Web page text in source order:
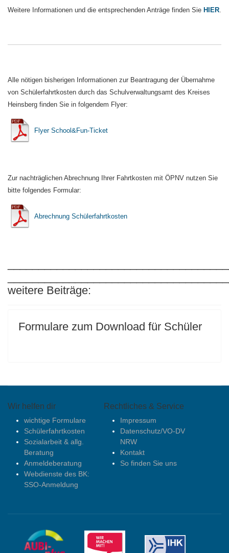
Weitere Informationen und die entsprechenden Anträge finden Sie HIER.
Alle nötigen bisherigen Informationen zur Beantragung der Übernahme
von Schülerfahrtkosten durch das Schulverwaltungsamt des Kreises
Heinsberg finden Sie in folgendem Flyer:
Flyer School&Fun-Ticket
Zur nachträglichen Abrechnung Ihrer Fahrtkosten mit ÖPNV nutzen Sie
bitte folgendes Formular:
Abrechnung Schülerfahrtkosten
weitere Beiträge:
Formulare zum Download für Schüler
Wir helfen dir
wichtige Formulare
Schülerfahrtkosten
Sozialarbeit & allg.
Beratung
Anmeldeberatung
Webdienste des BK:
SSO-Anmeldung
Rechtliches & Service
Impressum
Datenschutz/VO-DV
NRW
Kontakt
So finden Sie uns